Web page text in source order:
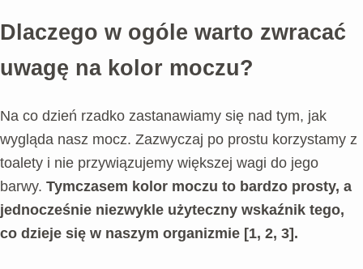
Dlaczego w ogóle warto zwracać
uwagę na kolor moczu?
Na co dzień rzadko zastanawiamy się nad tym, jak
wygląda nasz mocz. Zazwyczaj po prostu korzystamy z
toalety i nie przywiązujemy większej wagi do jego
barwy. Tymczasem kolor moczu to bardzo prosty, a
jednocześnie niezwykle użyteczny wskaźnik tego,
co dzieje się w naszym organizmie [1, 2, 3].